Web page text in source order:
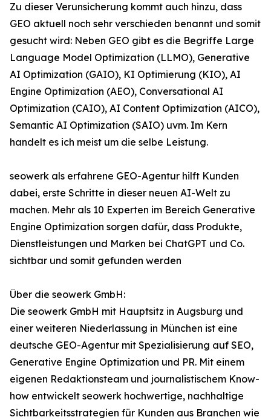
Zu dieser Verunsicherung kommt auch hinzu, dass
GEO aktuell noch sehr verschieden benannt und somit
gesucht wird: Neben GEO gibt es die Begriffe Large
Language Model Optimization (LLMO), Generative
AI Optimization (GAIO), KI Optimierung (KIO), AI
Engine Optimization (AEO), Conversational AI
Optimization (CAIO), AI Content Optimization (AICO),
Semantic AI Optimization (SAIO) uvm. Im Kern
handelt es ich meist um die selbe Leistung.
seowerk als erfahrene GEO-Agentur hilft Kunden
dabei, erste Schritte in dieser neuen AI-Welt zu
machen. Mehr als 10 Experten im Bereich Generative
Engine Optimization sorgen dafür, dass Produkte,
Dienstleistungen und Marken bei ChatGPT und Co.
sichtbar und somit gefunden werden
Über die seowerk GmbH:
Die seowerk GmbH mit Hauptsitz in Augsburg und
einer weiteren Niederlassung in München ist eine
deutsche GEO-Agentur mit Spezialisierung auf SEO,
Generative Engine Optimization und PR. Mit einem
eigenen Redaktionsteam und journalistischem Know-
how entwickelt seowerk hochwertige, nachhaltige
Sichtbarkeitsstrategien für Kunden aus Branchen wie